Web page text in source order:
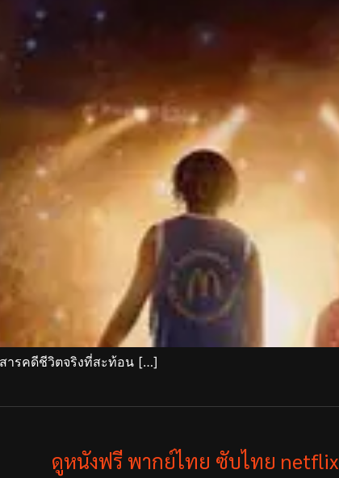
ารคดีชีวิตจริงที่สะท้อน […]
ดูหนังฟรี พากย์ไทย ซับไทย